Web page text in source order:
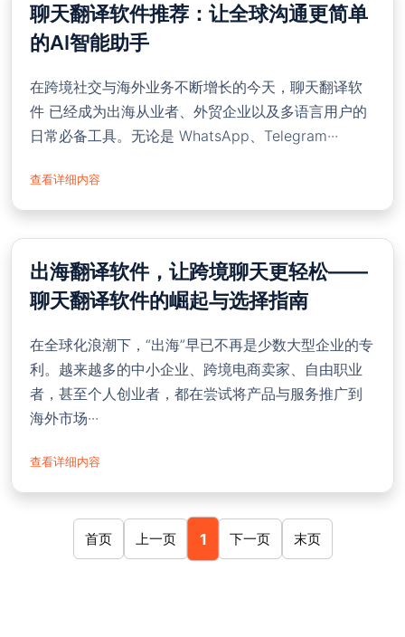
聊天翻译软件推荐：让全球沟通更简单
的AI智能助手
在跨境社交与海外业务不断增长的今天，聊天翻译软
件 已经成为出海从业者、外贸企业以及多语言用户的
日常必备工具。无论是 WhatsApp、Telegram···
查看详细内容
出海翻译软件，让跨境聊天更轻松——
聊天翻译软件的崛起与选择指南
在全球化浪潮下，“出海”早已不再是少数大型企业的专
利。越来越多的中小企业、跨境电商卖家、自由职业
者，甚至个人创业者，都在尝试将产品与服务推广到
海外市场···
查看详细内容
首页 上一页 1 下一页 末页